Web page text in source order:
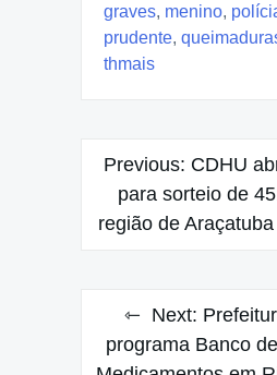
graves, menino,
prudente,
thmais
Post
navigation
Previous: CDHU
para sorteio de
região de
Next:
programa Banco